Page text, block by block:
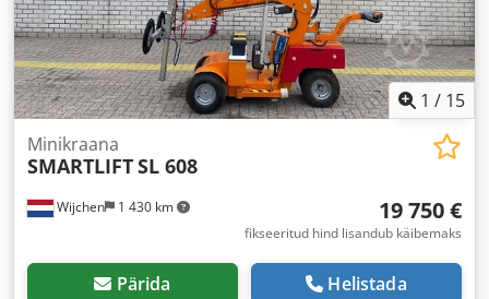
1 / 15
Wijchen 1 430 km
Minikraana
SMARTLIFTSL 608
19 750 €
fikseeritud hind lisandub käibemaks
Pärida Helistada